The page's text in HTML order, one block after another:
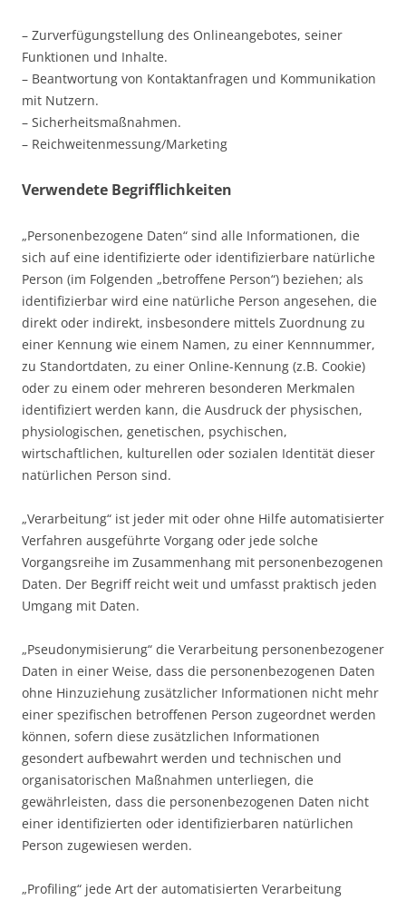
– Zurverfügungstellung des Onlineangebotes, seiner
Funktionen und Inhalte.
– Beantwortung von Kontaktanfragen und Kommunikation
mit Nutzern.
– Sicherheitsmaßnahmen.
– Reichweitenmessung/Marketing
Verwendete Begrifflichkeiten
„Personenbezogene Daten“ sind alle Informationen, die
sich auf eine identifizierte oder identifizierbare natürliche
Person (im Folgenden „betroffene Person“) beziehen; als
identifizierbar wird eine natürliche Person angesehen, die
direkt oder indirekt, insbesondere mittels Zuordnung zu
einer Kennung wie einem Namen, zu einer Kennnummer,
zu Standortdaten, zu einer Online-Kennung (z.B. Cookie)
oder zu einem oder mehreren besonderen Merkmalen
identifiziert werden kann, die Ausdruck der physischen,
physiologischen, genetischen, psychischen,
wirtschaftlichen, kulturellen oder sozialen Identität dieser
natürlichen Person sind.
„Verarbeitung“ ist jeder mit oder ohne Hilfe automatisierter
Verfahren ausgeführte Vorgang oder jede solche
Vorgangsreihe im Zusammenhang mit personenbezogenen
Daten. Der Begriff reicht weit und umfasst praktisch jeden
Umgang mit Daten.
„Pseudonymisierung“ die Verarbeitung personenbezogener
Daten in einer Weise, dass die personenbezogenen Daten
ohne Hinzuziehung zusätzlicher Informationen nicht mehr
einer spezifischen betroffenen Person zugeordnet werden
können, sofern diese zusätzlichen Informationen
gesondert aufbewahrt werden und technischen und
organisatorischen Maßnahmen unterliegen, die
gewährleisten, dass die personenbezogenen Daten nicht
einer identifizierten oder identifizierbaren natürlichen
Person zugewiesen werden.
„Profiling“ jede Art der automatisierten Verarbeitung